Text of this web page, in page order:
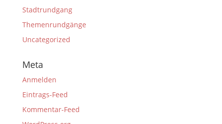
Stadtrundgang
Themenrundgänge
Uncategorized
Meta
Anmelden
Eintrags-Feed
Kommentar-Feed